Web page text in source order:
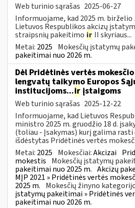
Web turinio sąrašas 2025-06-27
Informuojame, kad 2025 m. birželio
Lietuvos Respublikos akcizų
straipsnių pakeitimo ir II skyriaus...
Metai: 2025 Mokesčių įstatymų
pakeitimai nuo 2026 m.
Dėl Pridėtinės vertės mokesčio
lengvatų taikymo Europos
institucijoms...ir įstaigoms
Web turinio sąrašas 2025-12-22
Informuojame, kad Lietuvos
ministro 2025 m. gruodžio 18 d.
(toliau - Įsakymas) kurį galima rasti
išdėstytas Pridėtinės vertės
Metai: 2025 Mokesčiai:Akcizai
mokestis Mokesčių įstatymų
pakeitimai nuo 2025 m. Akcizų
MĮP 2021 » Pridėtinės vertės
2025 m. Mokesčių žinyno
įstatymų pakeitimai » Pridėtinės
pakeitimai nuo 2026 m.